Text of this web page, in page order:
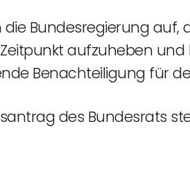
die Bundesregierung
aufzuheben
Benachteiligung für
des Bundesrats